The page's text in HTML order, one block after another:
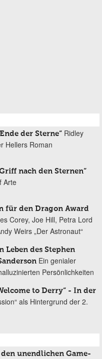
der Sterne“ Ridley
Hellers Roman
nach den Sternen“
Arte
für den Dragon Award
Corey, Joe Hill, Petra Lord
Weirs „Der Astronaut“
Leben des Stephen
Ein genialer
Persönlichkeiten
to Derry“ - In der
als Hintergrund der 2.
den unendlichen Game-